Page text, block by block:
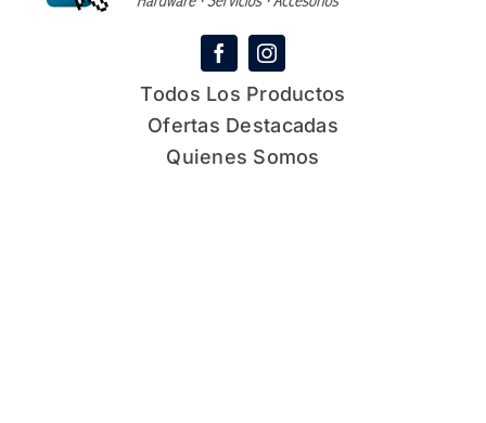
Todos Los Productos
Ofertas Destacadas
Quienes Somos